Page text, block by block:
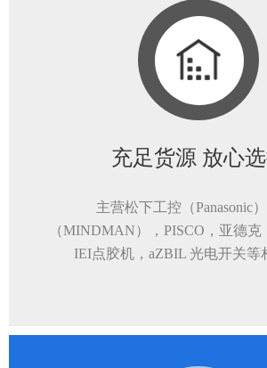
充足货源 放心
主营松下工控（Panasonic
（MINDMAN），PISCO，亚德克
IEI点胶机，aZBIL 光电开关等